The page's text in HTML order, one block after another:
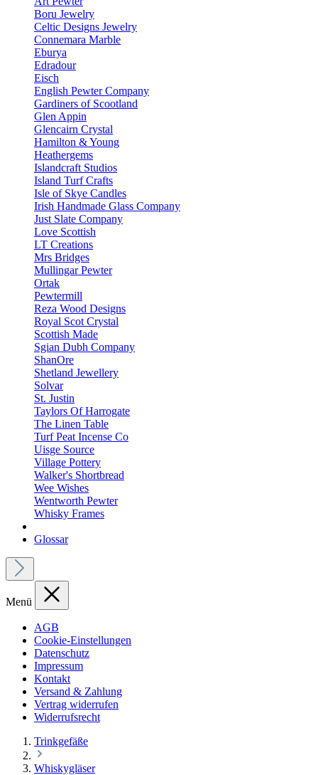
Boru Jewelry
Celtic Designs Jewelry
Connemara Marble
Eburya
Edradour
Eisch
English Pewter Company
Gardiners of Scootland
Glen Appin
Glencairn Crystal
Hamilton & Young
Heathergems
Islandcraft Studios
Island Turf Crafts
Isle of Skye Candles
Irish Handmade Glass Company
Just Slate Company
Love Scottish
LT Creations
Mrs Bridges
Mullingar Pewter
Ortak
Pewtermill
Reza Wood Designs
Royal Scot Crystal
Scottish Made
Sgian Dubh Company
ShanOre
Shetland Jewellery
Solvar
St. Justin
Taylors Of Harrogate
The Linen Table
Turf Peat Incense Co
Uisge Source
Village Pottery
Walker's Shortbread
Wee Wishes
Wentworth Pewter
Whisky Frames
Glossar
Menü
AGB
Cookie-Einstellungen
Datenschutz
Impressum
Kontakt
Versand & Zahlung
Vertrag widerrufen
Widerrufsrecht
Trinkgefäße
Whiskygläser